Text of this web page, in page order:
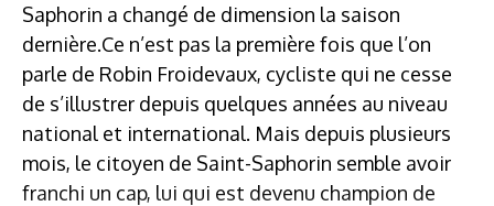
Saphorin a changé de dimension la saison
dernière.Ce n’est pas la première fois que l’on
parle de Robin Froidevaux, cycliste qui ne cesse
de s’illustrer depuis quelques années au niveau
national et international. Mais depuis plusieurs
mois, le citoyen de Saint-Saphorin semble avoir
franchi un cap, lui qui est devenu champion de